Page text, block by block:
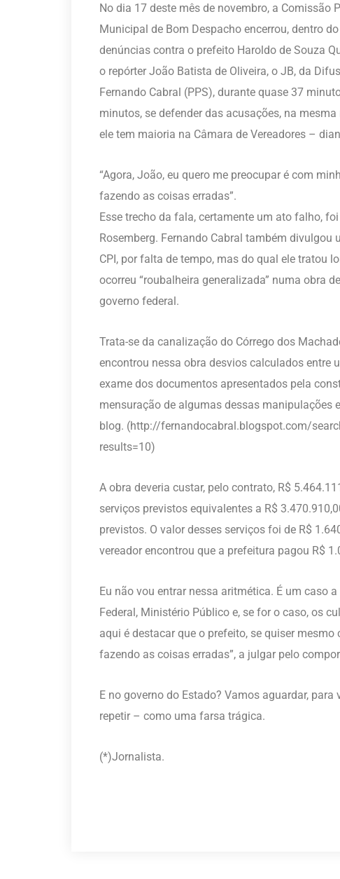
No dia 17 deste mês de novembro, a
Municipal de Bom Despacho encerrou, dentro
denúncias contra o prefeito Haroldo de Souza
o repórter João Batista de Oliveira, o JB, da
Fernando Cabral (PPS), durante quase 37
minutos, se defender das acusações, na
ele tem maioria na Câmara de Vereadores –
“Agora, João, eu quero me preocupar é com
fazendo as coisas erradas”.
Esse trecho da fala, certamente um ato falho,
Rosemberg. Fernando Cabral também
CPI, por falta de tempo, mas do qual ele tratou
ocorreu “roubalheira generalizada” numa obra
governo federal.
Trata-se da canalização do Córrego dos
encontrou nessa obra desvios calculados entre
exame dos documentos apresentados pela
mensuração de algumas dessas manipulações
blog. (http://fernandocabral.blogspot.com/
results=10)
A obra deveria custar, pelo contrato, R$
serviços previstos equivalentes a R$
previstos. O valor desses serviços foi de R$
vereador encontrou que a prefeitura pagou R$
Eu não vou entrar nessa aritmética. É um caso
Federal, Ministério Público e, se for o caso, os
aqui é destacar que o prefeito, se quiser
fazendo as coisas erradas”, a julgar pelo
E no governo do Estado? Vamos aguardar,
repetir – como uma farsa trágica.
(*)Jornalista.